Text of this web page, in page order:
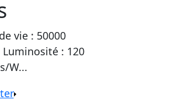
vie : 50000
Luminosité : 120
W...